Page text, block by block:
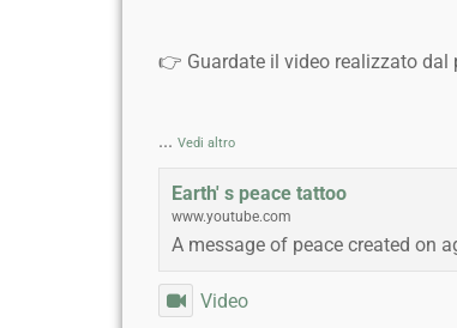
👉 Guardate il video realizzato dal
... Vedi altro
Earth' s peace tattoo
www.youtube.com
A message of peace created on
Video